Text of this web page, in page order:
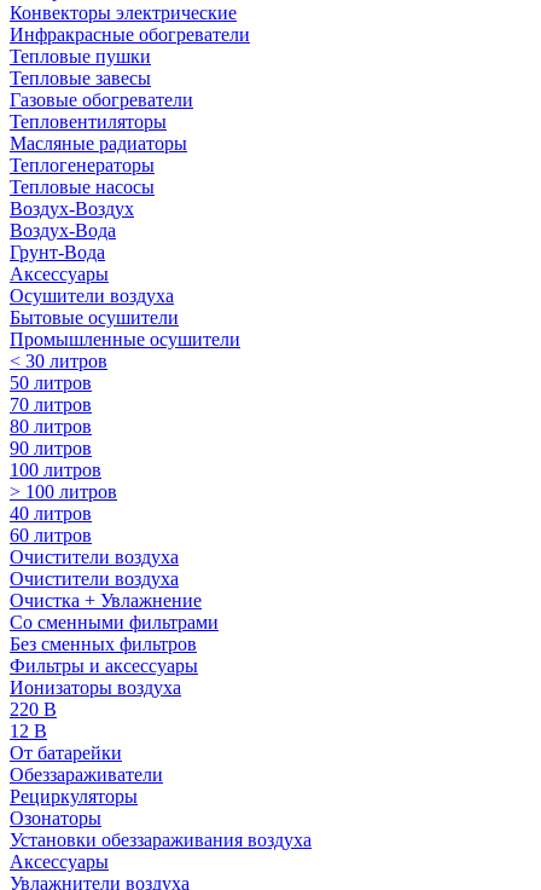
Конвекторы электрические
Инфракрасные обогреватели
Тепловые пушки
Тепловые завесы
Газовые обогреватели
Тепловентиляторы
Масляные радиаторы
Теплогенераторы
Тепловые насосы
Воздух-Воздух
Воздух-Вода
Грунт-Вода
Аксессуары
Осушители воздуха
Бытовые осушители
Промышленные осушители
< 30 литров
50 литров
70 литров
80 литров
90 литров
100 литров
> 100 литров
40 литров
60 литров
Очистители воздуха
Очистители воздуха
Очистка + Увлажнение
Cо сменными фильтрами
Без сменных фильтров
Фильтры и аксессуары
Ионизаторы воздуха
220 В
12 В
От батарейки
Обеззараживатели
Рециркуляторы
Озонаторы
Установки обеззараживания воздуха
Аксессуары
Увлажнители воздуха